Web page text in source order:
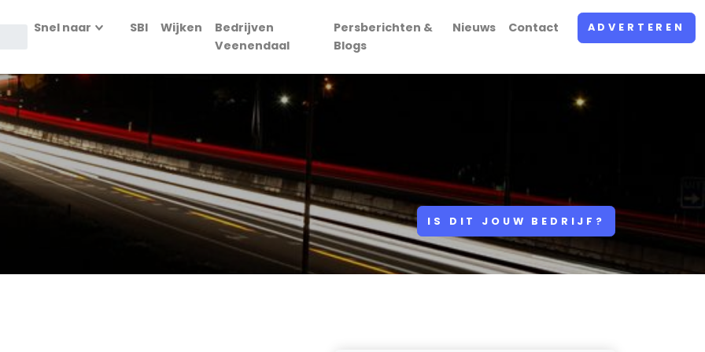
Snel naar SBI Wijken
Bedrijven
Veenendaal
Persberichten &
Blogs
Nieuws Contact ADVERTEREN
IS DIT JOUW BEDRIJF?